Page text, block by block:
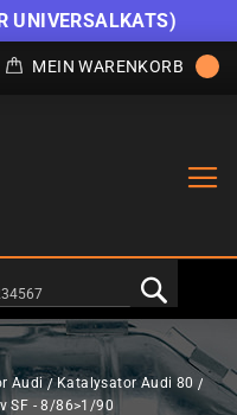
SOLANGE DER
MEIN WARENKORB
Audi
Katalysator Audi 80
SF - 8/86>1/90